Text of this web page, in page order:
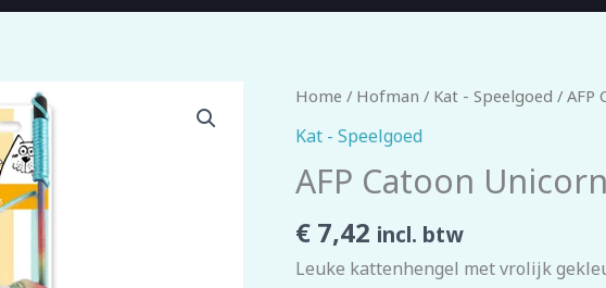
Home / Hofman / Kat - Speelgoed / AFP
Kat - Speelgoed
AFP Catoon
€ 7,42 incl. btw
Leuke kattenhengel met vrolijk
AFP
Catoon
Unicorn
Wand